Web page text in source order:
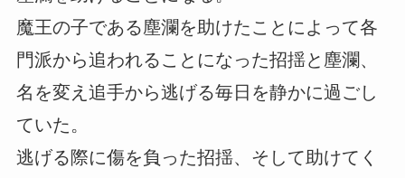
魔王の子である塵瀾を助けたことによって各
門派から追われることになった招揺と塵瀾、
名を変え追手から逃げる毎日を静かに過ごし
ていた。
逃げる際に傷を負った招揺、そして助けてく